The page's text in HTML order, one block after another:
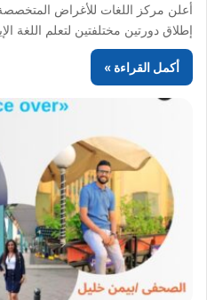
أعلن مركز اللغات للأغراض
إطلاق دورتين مختلفتين لتعلم اللغة
أكمل القراءة »